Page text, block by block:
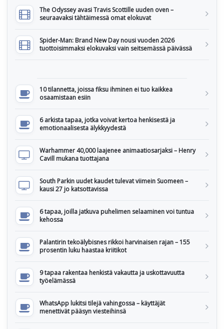
The Odyssey avasi Travis Scottille uuden oven –
seuraavaksi tähtäimessä omat elokuvat
Spider-Man: Brand New Day nousi vuoden 2026
tuottoisimmaksi elokuvaksi vain seitsemässä päivässä
10 tilannetta, joissa fiksu ihminen ei tuo kaikkea
osaamistaan esiin
6 arkista tapaa, jotka voivat kertoa henkisestä ja
emotionaalisesta älykkyydestä
Warhammer 40,000 laajenee animaatiosarjaksi – Henry
Cavill mukana tuottajana
South Parkin uudet kaudet tulevat viimein Suomeen –
kausi 27 jo katsottavissa
6 tapaa, joilla jatkuva puhelimen selaaminen voi tuntua
kehossa
Palantirin tekoälybisnes rikkoi harvinaisen rajan – 155
prosentin luku haastaa kriitikot
9 tapaa rakentaa henkistä vakautta ja uskottavuutta
työelämässä
WhatsApp lukitsi tilejä vahingossa – käyttäjät
menettivät pääsyn viesteihinsä